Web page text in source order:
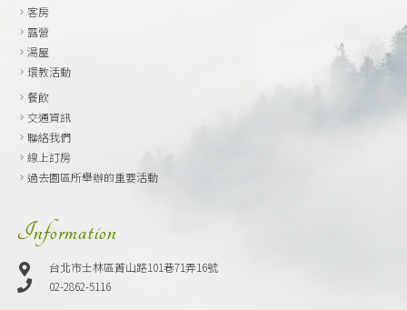
客房
露營
湯屋
環教活動
餐飲
交通資訊
聯絡我們
線上訂房
過去園區所舉辦的重要活動
Information
台北市士林區菁山路101巷71弄16號
02-2862-5116